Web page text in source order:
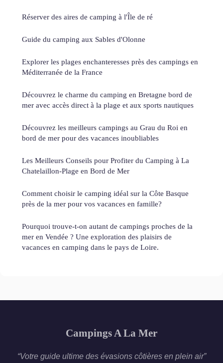
Réserver des aires de camping à l'Île de ré
Guide du camping aux Sables d'Olonne
Explorer les plages enchanteresses près des campings en
Méditerranée de la France
Découvrez le charme du camping en Bretagne bord de
mer avec accès direct à la plage et aux sports nautiques
Découvrez les meilleurs campings au Grau du Roi en
bord de mer pour des vacances inoubliables
Les Meilleurs Conseils pour Profiter du Camping à La
Chatelaillon-Plage en Bord de Mer
Comment choisir le camping idéal sur la Côte Basque
près de la mer pour vos vacances en famille?
Pourquoi trouve-t-on autant de campings proches de la
mer en Vendée ? Une exploration des plaisirs de
vacances en camping dans le pays de Loire.
Campings A La Mer
“Votre guide ultime des évasions côtières en plein air”